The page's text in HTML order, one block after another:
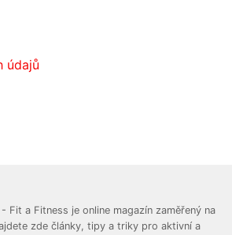
údajů
a Fitness je online magazín zaměřený na
zde články, tipy a triky pro aktivní a